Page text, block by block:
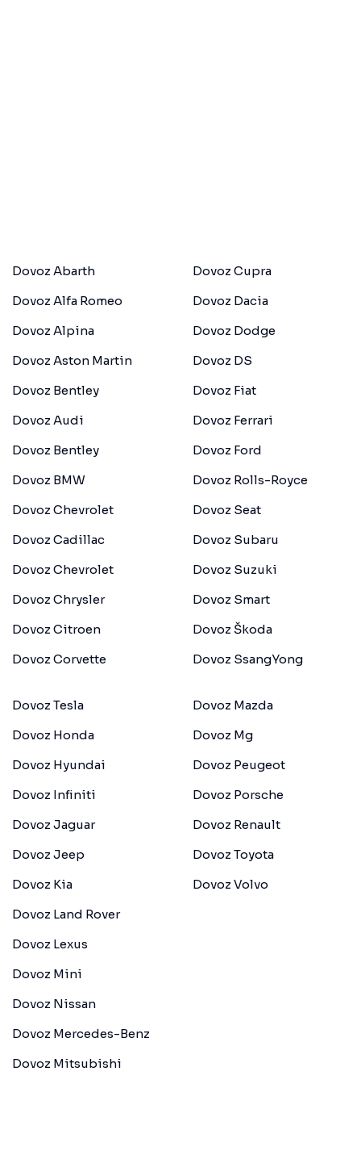
Dovoz Abarth
Dovoz Alfa Romeo
Dovoz Alpina
Dovoz Aston Martin
Dovoz Bentley
Dovoz Audi
Dovoz Bentley
Dovoz BMW
Dovoz Chevrolet
Dovoz Cadillac
Dovoz Chevrolet
Dovoz Chrysler
Dovoz Citroen
Dovoz Corvette
Dovoz Cupra
Dovoz Dacia
Dovoz Dodge
Dovoz DS
Dovoz Fiat
Dovoz Ferrari
Dovoz Ford
Dovoz Rolls-Royce
Dovoz Seat
Dovoz Subaru
Dovoz Suzuki
Dovoz Smart
Dovoz Škoda
Dovoz SsangYong
Dovoz Tesla
Dovoz Honda
Dovoz Hyundai
Dovoz Infiniti
Dovoz Jaguar
Dovoz Jeep
Dovoz Kia
Dovoz Land Rover
Dovoz Lexus
Dovoz Mini
Dovoz Nissan
Dovoz Mercedes-Benz
Dovoz Mitsubishi
Dovoz Mazda
Dovoz Mg
Dovoz Peugeot
Dovoz Porsche
Dovoz Renault
Dovoz Toyota
Dovoz Volvo